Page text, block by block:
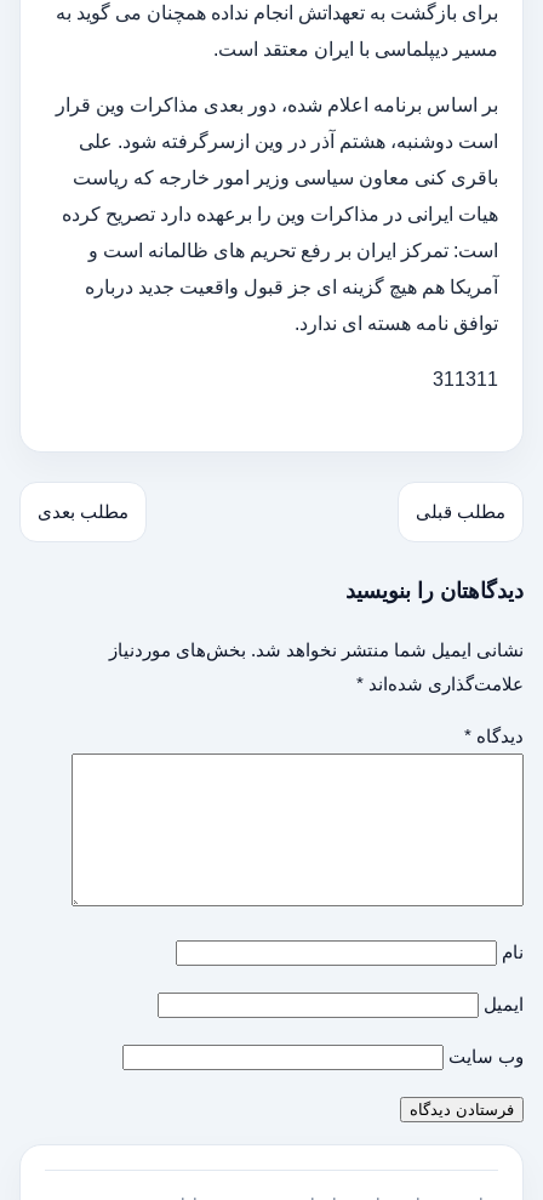
برای بازگشت به تعهداتش انجام نداده همچنان می گوید به
مسیر دیپلماسی با ایران معتقد است.
بر اساس برنامه اعلام شده، دور بعدی مذاکرات وین قرار
است دوشنبه، هشتم آذر در وین ازسرگرفته شود. علی
باقری کنی معاون سیاسی وزیر امور خارجه که ریاست
هیات ایرانی در مذاکرات وین را برعهده دارد تصریح کرده
است: تمرکز ایران بر رفع تحریم های ظالمانه است و
آمریکا هم هیچ گزینه ای جز قبول واقعیت جدید درباره
توافق نامه هسته ای ندارد.
311311
مطلب قبلی مطلب بعدی
دیدگاهتان را بنویسید
نشانی ایمیل شما منتشر نخواهد شد. بخش‌های موردنیاز
علامت‌گذاری شده‌اند *
دیدگاه *
نام
ایمیل
وب‌ سایت